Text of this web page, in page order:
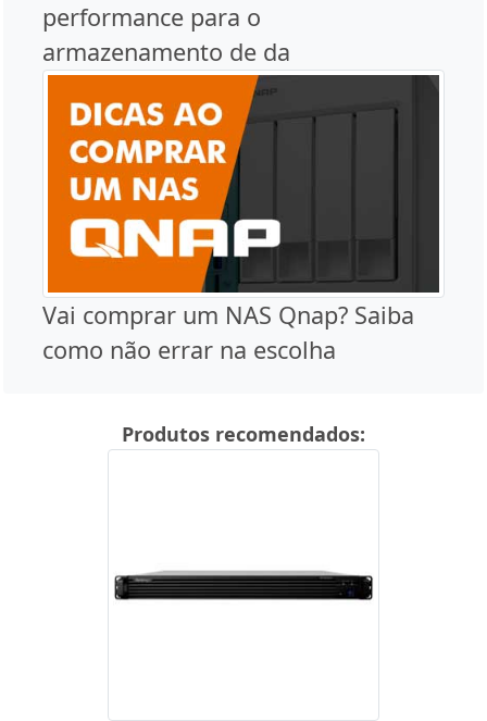
performance para o
armazenamento de da
Vai comprar um NAS Qnap? Saiba
como não errar na escolha
Produtos recomendados: